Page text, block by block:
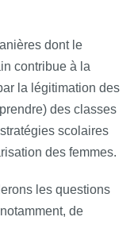
dont le
contribue à la
la légitimation des
des classes
scolaires
des femmes.
les questions
de